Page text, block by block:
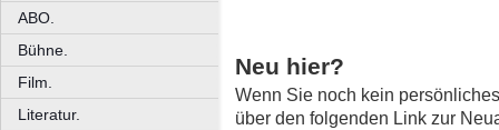
ABO.
Bühne.
Film.
Literatur.
Neu hier?
Wenn Sie noch kein
über den folgenden Link zur